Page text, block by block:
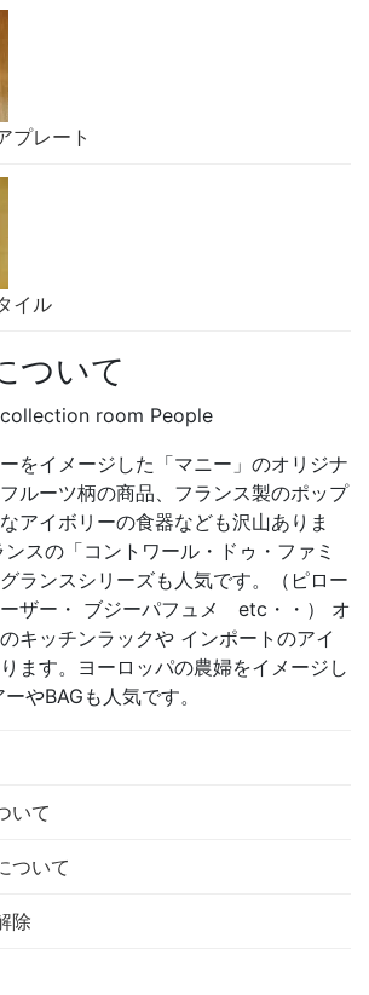
レート
イル
ついて
collection room People
をイメージした「マニー」のオリジナ
ルーツ柄の商品、フランス製のポップ
アイボリーの食器なども沢山ありま
スの「コントワール・ドゥ・ファミ
ランスシリーズも人気です。（ピロー
ーザー・ ブジーパフュメ etc・・） オ
キッチンラックや インポートのアイ
ます。ヨーロッパの農婦をイメージし
やBAGも人気です。
いて
ついて
除